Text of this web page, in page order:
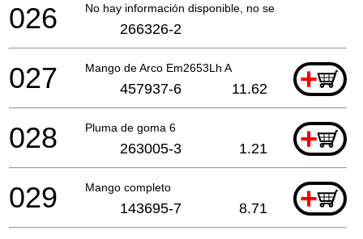
No hay información disponible, no se puede pedir
026 266326-2
Mango de Arco Em2653Lh A +
027 457937-6 11.62
Pluma de goma 6 +
028 263005-3 1.21
Mango completo +
029 143695-7 8.71